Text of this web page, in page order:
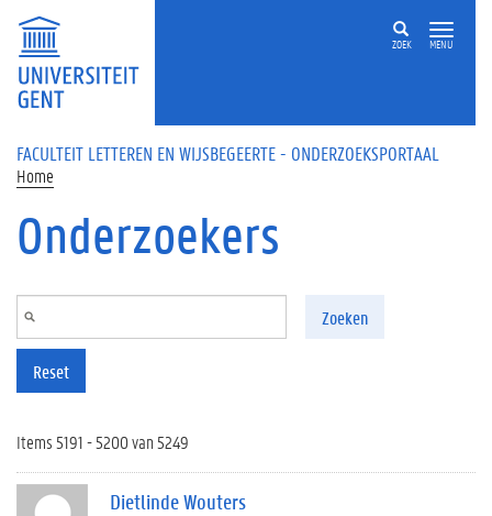
Overslaan en naar de inhoud gaan
ZOEK MENU
FACULTEIT LETTEREN EN WIJSBEGEERTE - ONDERZOEKSPORTAAL
Home
Onderzoekers
Zoeken
Reset
Items 5191 - 5200 van 5249
Dietlinde Wouters